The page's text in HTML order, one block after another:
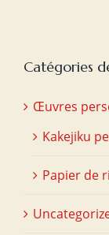
Catégories
Œuvres
Kakejiku
Papier de